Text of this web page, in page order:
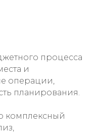
процесса
и
операции,
планирования.
комплексный